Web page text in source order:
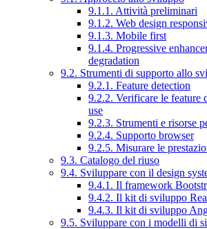
9.1.1. Attività preliminari
9.1.2. Web design
9.1.3. Mobile first
9.1.4. Progressive
degradation
9.2. Strumenti di supporto allo
9.2.1. Feature detection
9.2.2. Verificare le feature
use
9.2.3. Strumenti e risorse
9.2.4. Supporto browser
9.2.5. Misurare le
9.3. Catalogo del riuso
9.4. Sviluppare con il design
9.4.1. Il framework
9.4.2. Il kit di sviluppo
9.4.3. Il kit di sviluppo
9.5. Sviluppare con i modelli di